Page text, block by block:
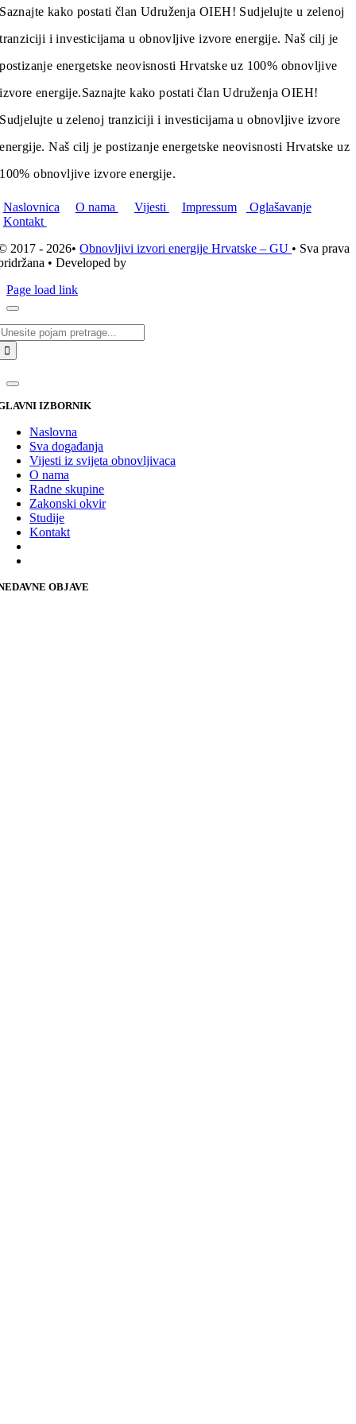
Saznajte kako postati član Udruženja OIEH! Sudjelujte u zelenoj
tranziciji i investicijama u obnovljive izvore energije. Naš cilj je
postizanje energetske neovisnosti Hrvatske uz 100% obnovljive
izvore energije.Saznajte kako postati član Udruženja OIEH!
Sudjelujte u zelenoj tranziciji i investicijama u obnovljive izvore
energije. Naš cilj je postizanje energetske neovisnosti Hrvatske uz
100% obnovljive izvore energije.
Naslovnica O nama Vijesti Impressum
Oglašavanje
Kontakt
2017 - 2026•Obnovljivi izvori energije Hrvatske – GU • Sva prava
• Developed by
Page load link
IZBORNIK
Naslovna
Sva događanja
Vijesti iz svijeta obnovljivaca
O nama
Radne skupine
Zakonski okvir
Studije
Kontakt
OBJAVE